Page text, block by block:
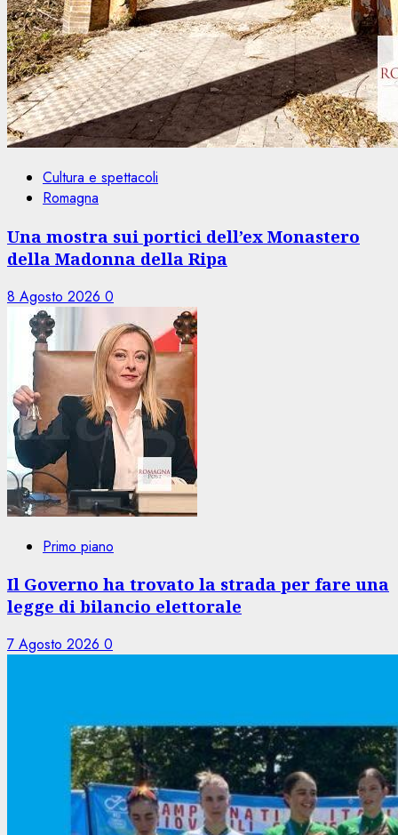
Cultura e spettacoli
Romagna
Una mostra sui portici dell’ex Monastero
della Madonna della Ripa
8 Agosto 2026 0
Primo piano
Il Governo ha trovato la strada per fare una
legge di bilancio elettorale
7 Agosto 2026 0